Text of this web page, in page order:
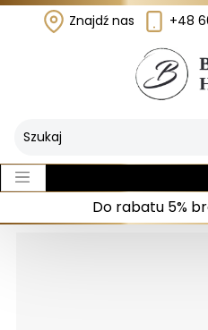
Znajdź nas +48
Do rabatu 5%